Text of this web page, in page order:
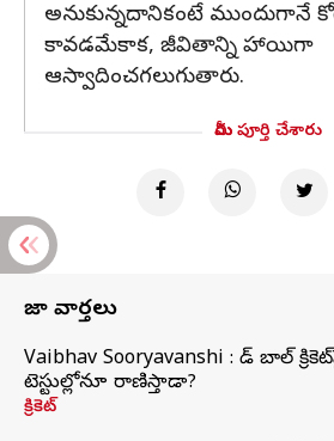
అనుకున్నదానికంటే ముందుగానే
కావడమేకాక, జీవితాన్ని హాయిగా
ఆస్వాదించగలుగుతారు.
మీరు పూర్తి చేశారు
తాజా వార్తలు
Vaibhav Sooryavanshi : రెడ్ బాల్
టెస్టుల్లోనూ రాణిస్తాడా?
క్రికెట్